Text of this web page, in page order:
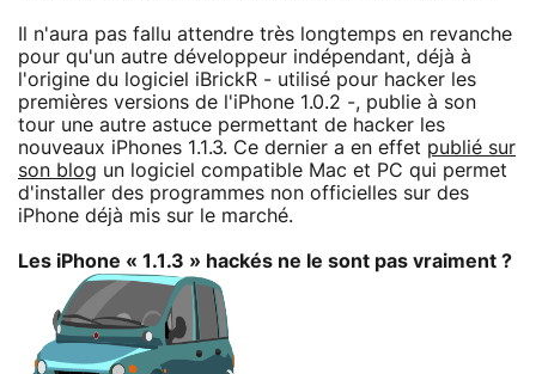
Il n'aura pas fallu attendre très longtemps en revanche
pour qu'un autre développeur indépendant, déjà à
l'origine du logiciel iBrickR - utilisé pour hacker les
premières versions de l'iPhone 1.0.2 -, publie à son
tour une autre astuce permettant de hacker les
nouveaux iPhones 1.1.3. Ce dernier a en effet publié sur
son blog un logiciel compatible Mac et PC qui permet
d'installer des programmes non officielles sur des
iPhone déjà mis sur le marché.
Les iPhone « 1.1.3 » hackés ne le sont pas vraiment ?